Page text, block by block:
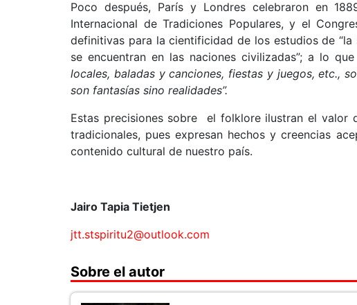
Poco después, París y Londres celebraron en
Internacional de Tradiciones Populares, y el
definitivas para la cientificidad de los estudios de
se encuentran en las naciones civilizadas”; a lo
locales, baladas y canciones, fiestas y juegos, etc.,
son fantasías sino realidades”.
Estas precisiones sobre el folklore ilustran el valor
tradicionales, pues expresan hechos y creencias
contenido cultural de nuestro país.
Jairo Tapia Tietjen
jtt.stspiritu2@outlook.com
Sobre el autor